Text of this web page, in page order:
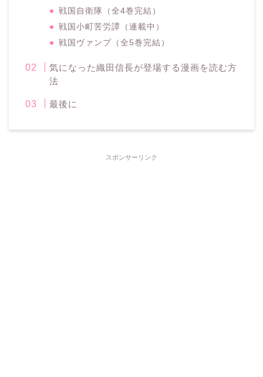
戦国自衛隊（全4巻完結）
戦国小町苦労譚（連載中）
戦国ヴァンプ（全5巻完結）
気になった織田信長が登場する漫画を読む方
法
最後に
スポンサーリンク